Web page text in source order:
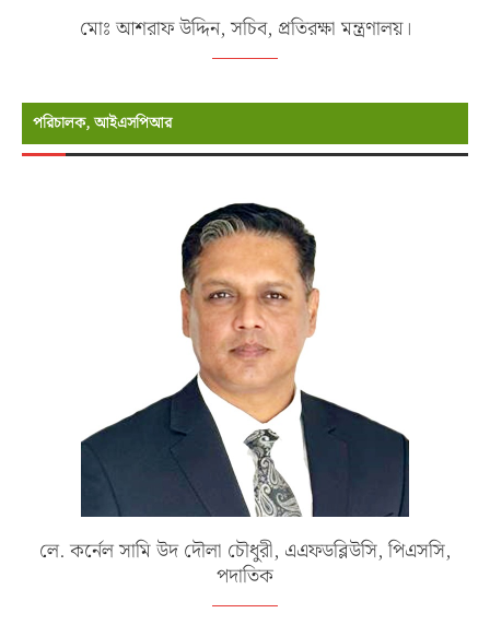
মোঃ আশরাফ উদ্দিন, সচিব, প্রতিরক্ষা মন্ত্রণালয়।
পরিচালক, আইএসপিআর
লে. কর্নেল সামি উদ দৌলা চৌধুরী, এএফডব্লিউসি, পিএসসি,
পদাতিক